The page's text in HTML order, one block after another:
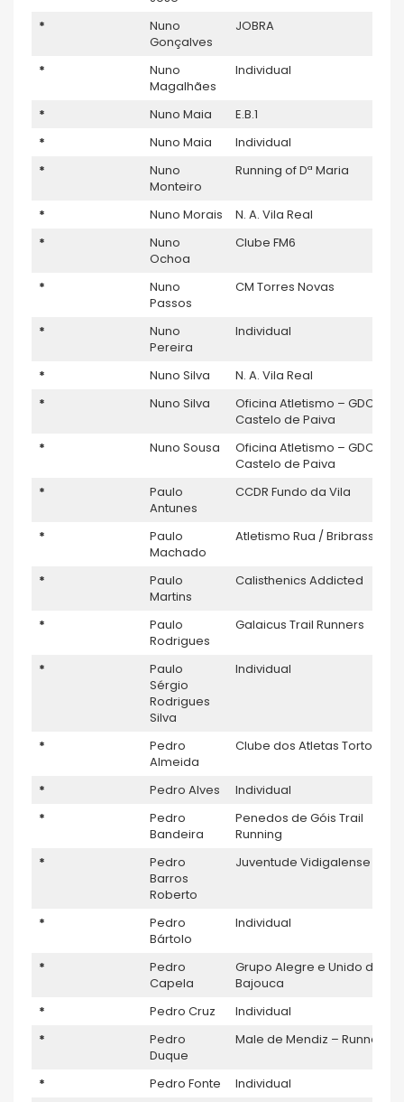
*
Nuno
Gonçalves
JOBRA
*
Nuno
Magalhães
Individual
* Nuno Maia
E.B.1
*
Nuno Maia
Individual
*
Nuno
Monteiro
Running of Dª Maria
* Nuno Morais
N. A. Vila Real
*
Nuno
Ochoa
Clube FM6
*
Nuno
Passos
CM Torres Novas
*
Nuno
Pereira
Individual
* Nuno Silva
N. A. Vila Real
*
Nuno Silva
Oficina Atletismo – GDC
Castelo de Paiva
*
Nuno Sousa
Oficina Atletismo – GDC
Castelo de Paiva
*
Paulo
Antunes
CCDR Fundo da Vila
*
Paulo
Machado
Atletismo Rua / Bribrassica
*
Paulo
Martins
Calisthenics Addicted
*
Paulo
Rodrigues
Galaicus Trail Runners
*
Paulo
Sérgio
Rodrigues
Silva
Individual
*
Pedro
Almeida
Clube dos Atletas Tortos
* Pedro Alves
Individual
*
Pedro
Bandeira
Penedos de Góis Trail
Running
*
Pedro
Barros
Roberto
Juventude Vidigalense
*
Pedro
Bártolo
Individual
*
Pedro
Capela
Grupo Alegre e Unido da
Bajouca
*
Pedro Cruz
Individual
*
Pedro
Duque
Male de Mendiz – Runners
* Pedro Fonte
Individual